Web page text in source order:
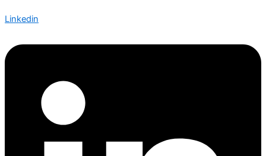
Linkedin